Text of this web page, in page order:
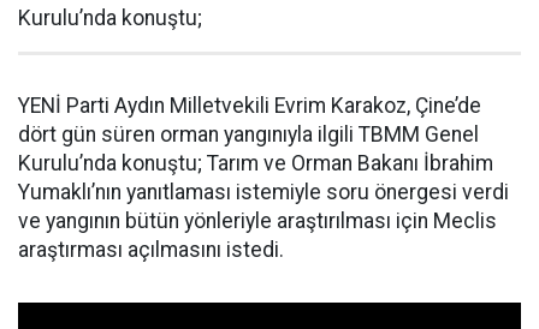
Kurulu’nda konuştu;
YENİ Parti Aydın Milletvekili Evrim Karakoz, Çine’de
dört gün süren orman yangınıyla ilgili TBMM Genel
Kurulu’nda konuştu; Tarım ve Orman Bakanı İbrahim
Yumaklı’nın yanıtlaması istemiyle soru önergesi verdi
ve yangının bütün yönleriyle araştırılması için Meclis
araştırması açılmasını istedi.